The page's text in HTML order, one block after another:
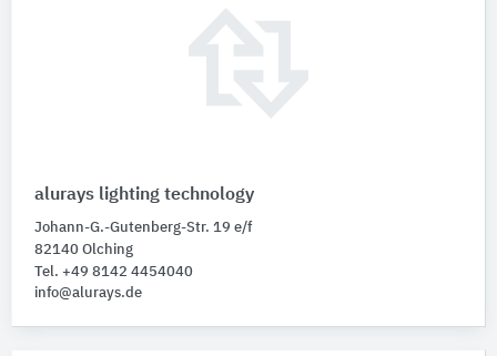
alurays lighting technology
Johann-G.-Gutenberg-Str. 19 e/f
82140 Olching
Tel. +49 8142 4454040
info@alurays.de